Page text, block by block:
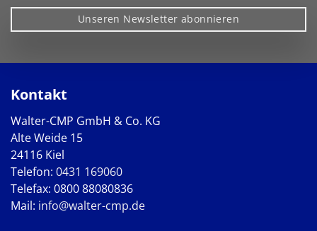
Unseren Newsletter abonnieren
Kontakt
Walter-CMP GmbH & Co. KG
Alte Weide 15
24116 Kiel
Telefon: 0431 169060
Telefax: 0800 88080836
Mail: info@walter-cmp.de